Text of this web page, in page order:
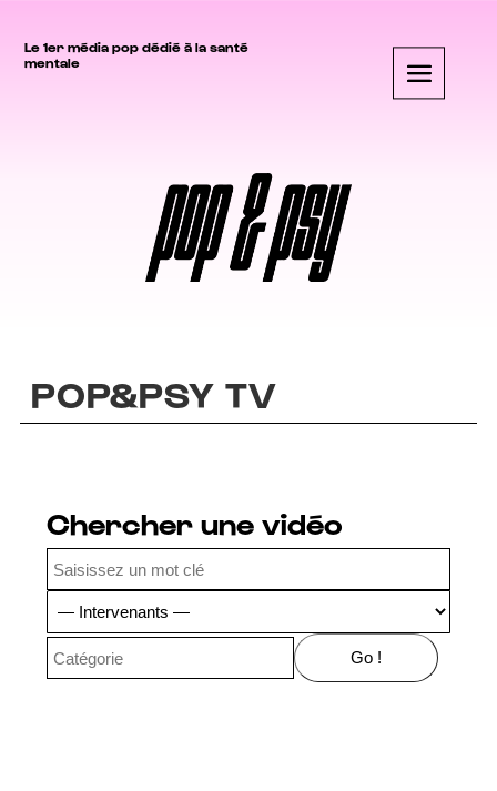
Le 1er média pop dédié à la santé
mentale
POP&PSY TV
Chercher une vidéo